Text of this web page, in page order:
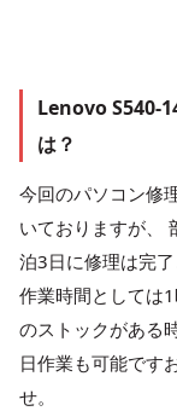
Lenovo S540-
は？
今回のパソコン修
いておりますが、
泊3日に修理は完了
作業時間としては
のストックがある
日作業も可能です
せ。